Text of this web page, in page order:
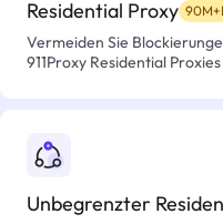
Residential Proxy
Vermeiden Sie
911Proxy Residential
Unbegrenzter